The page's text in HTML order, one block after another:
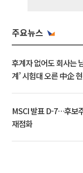
주요뉴스
후계자 없어도 회사는
계’ 시험대 오른 中企
MSCI 발표 D-7…후보
재점화